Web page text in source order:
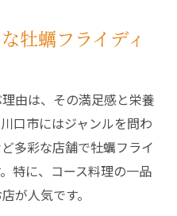
牡蠣フライディ
由は、その満足感と栄養
口市にはジャンルを問わ
多彩な店舗で牡蠣フライ
特に、コース料理の一品
が人気です。